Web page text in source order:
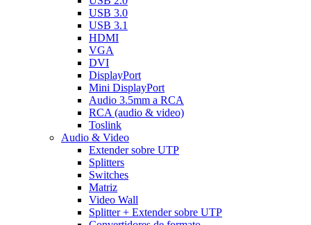
USB 3.0
USB 3.1
HDMI
VGA
DVI
DisplayPort
Mini DisplayPort
Audio 3.5mm a RCA
RCA (audio & video)
Toslink
Audio & Video
Extender sobre UTP
Splitters
Switches
Matriz
Video Wall
Splitter + Extender sobre UTP